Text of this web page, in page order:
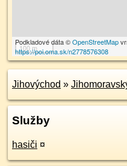
100 m
Podkladové dáta ©OpenStreetMap
https://poi.oma.sk/n2778576308
Jihovýchod »
Služby
hasiči ¤